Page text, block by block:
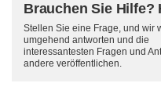
Brauchen Sie Hilfe?
Stellen Sie eine Frage, und wir
umgehend antworten und die
interessantesten Fragen und
andere veröffentlichen.